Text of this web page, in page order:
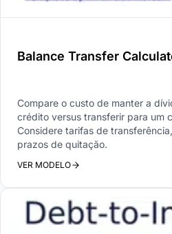
Balance Transfer
Compare o custo de manter a
crédito versus transferir para um
Considere tarifas de
prazos de quitação.
VER MODELO